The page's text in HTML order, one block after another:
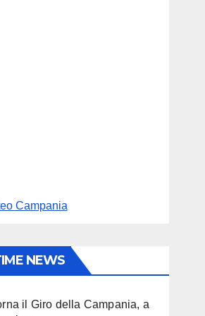
Campania
NEWS
il Giro della Campania, a